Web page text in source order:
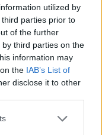
utilized by
parties prior to
of the further
third parties on the
information may
the IAB’s List of
disclose it to other
και Novibet
μαζί: Ανανέωση της
τους μέχρι το